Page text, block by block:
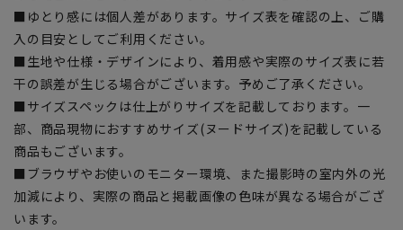
■ゆとり感には個人差があります。サイズ表を確認の上、ご購
入の目安としてご利用ください。
■生地や仕様・デザインにより、着用感や実際のサイズ表に若
干の誤差が生じる場合がございます。予めご了承ください。
■サイズスペックは仕上がりサイズを記載しております。一
部、商品現物におすすめサイズ(ヌードサイズ)を記載している
商品もございます。
■ブラウザやお使いのモニター環境、また撮影時の室内外の光
加減により、実際の商品と掲載画像の色味が異なる場合がござ
います。